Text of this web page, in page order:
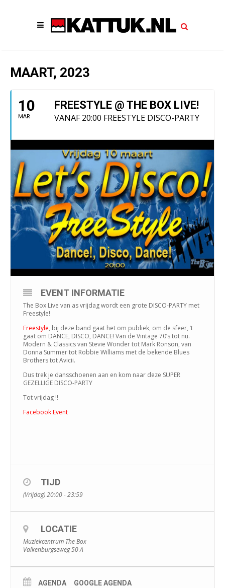
MAART, 2023
10
MAR
FREESTYLE @ THE BOX LIVE!
VANAF 20:00 FREESTYLE DISCO-PARTY
EVENT INFORMATIE
The Box Live van as vrijdag wordt een grote DISCO-PARTY met
Freestyle!
Freestyle, bij deze band gaat het om publiek, om de sfeer, ’t
gaat om DANCE, DISCO, DANCE! Van de Vintage 70’s tot nu.
Modern & Classics van Stevie Wonder tot Mark Ronson, van
Donna Summer tot Robbie Williams met de bekende Blues
Brothers tot Avicii.
Dus trek je dansschoenen aan en kom naar deze SUPER
GEZELLIGE DISCO-PARTY
Tot vrijdag !!
Facebook Event
TIJD
(Vrijdag) 20:00 - 23:59
LOCATIE
Muziekcentrum The Box
Valkenburgseweg 50 A
AGENDA GOOGLE AGENDA